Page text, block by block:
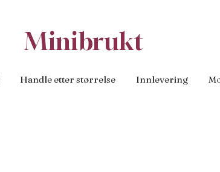
Minibrukt
Handle etter størrelse Innlevering